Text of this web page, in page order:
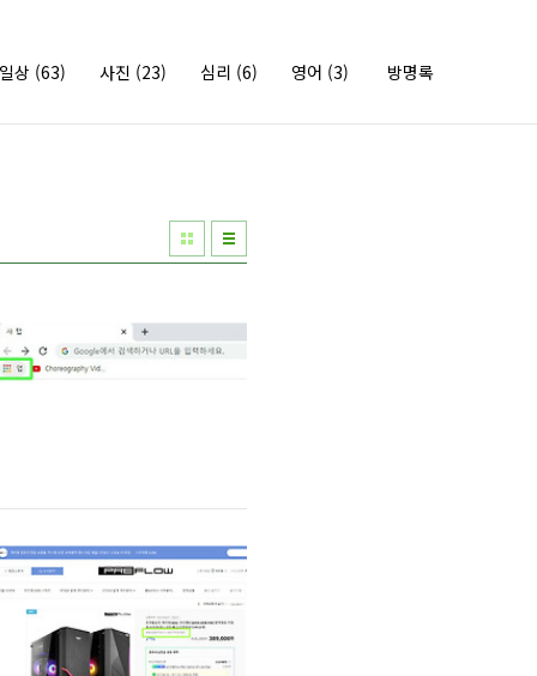
상 (63) 사진 (23) 심리 (6) 영어 (3) 방명록